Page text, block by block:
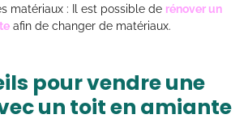
matériaux : Il est possible de rénover un
afin de changer de matériaux.
pour vendre une
un toit en amiante